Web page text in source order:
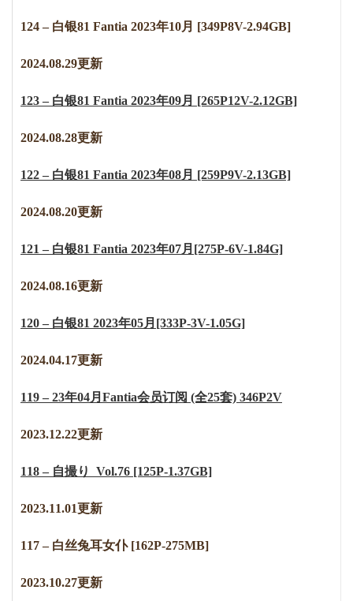
124 – 白银81 Fantia 2023年10月 [349P8V-2.94GB]
2024.08.29更新
123 – 白银81 Fantia 2023年09月 [265P12V-2.12GB]
2024.08.28更新
122 – 白银81 Fantia 2023年08月 [259P9V-2.13GB]
2024.08.20更新
121 – 白银81 Fantia 2023年07月[275P-6V-1.84G]
2024.08.16更新
120 – 白银81 2023年05月[333P-3V-1.05G]
2024.04.17更新
119 – 23年04月Fantia会员订阅 (全25套) 346P2V
2023.12.22更新
118 – 自撮り Vol.76 [125P-1.37GB]
2023.11.01更新
117 – 白丝兔耳女仆 [162P-275MB]
2023.10.27更新